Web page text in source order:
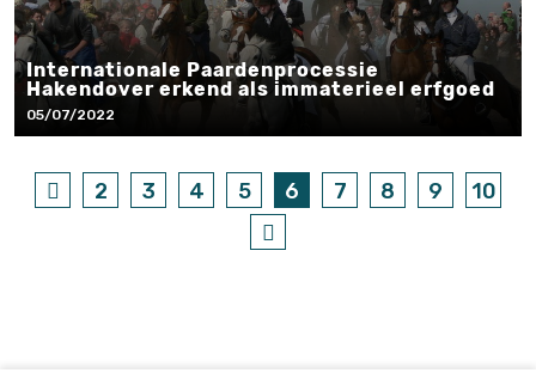
Internationale Paardenprocessie
Hakendover erkend als immaterieel erfgoed
05/07/2022
2 3 4 5 6 7 8 9 10